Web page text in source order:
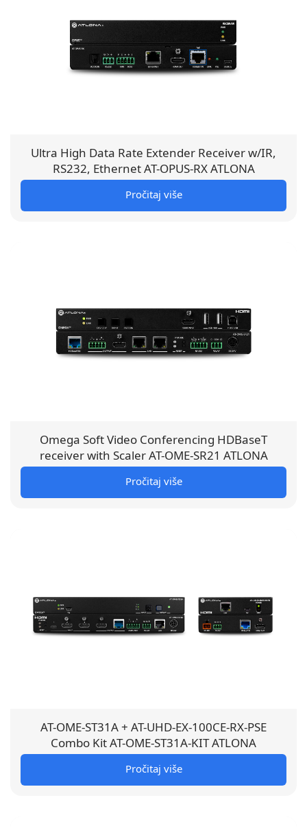
Ultra High Data Rate Extender Receiver w/IR,
RS232, Ethernet AT-OPUS-RX ATLONA
Pročitaj više
Omega Soft Video Conferencing HDBaseT
receiver with Scaler AT-OME-SR21 ATLONA
Pročitaj više
AT-OME-ST31A + AT-UHD-EX-100CE-RX-PSE
Combo Kit AT-OME-ST31A-KIT ATLONA
Pročitaj više